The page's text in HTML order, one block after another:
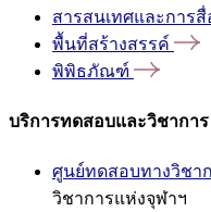
สารสนเทศและการสื่
พื้นที่สร้างสรรค์
พิพิธภัณฑ์
บริการทดสอบและวิชาการ
ศูนย์ทดสอบทางวิชา
วิชาการแห่งจุฬาฯ